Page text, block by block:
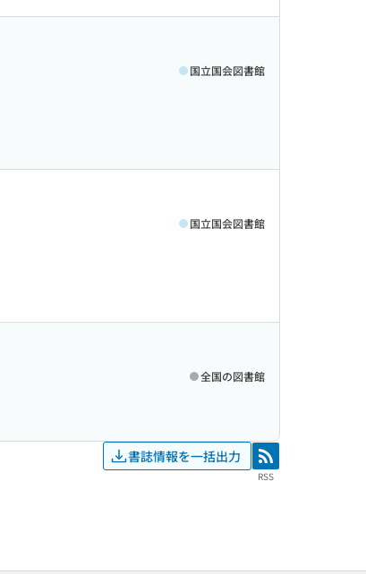
国立国会図書館
国立国会図書館
全国の図書館
書誌情報を一括出力 RSS
RSS